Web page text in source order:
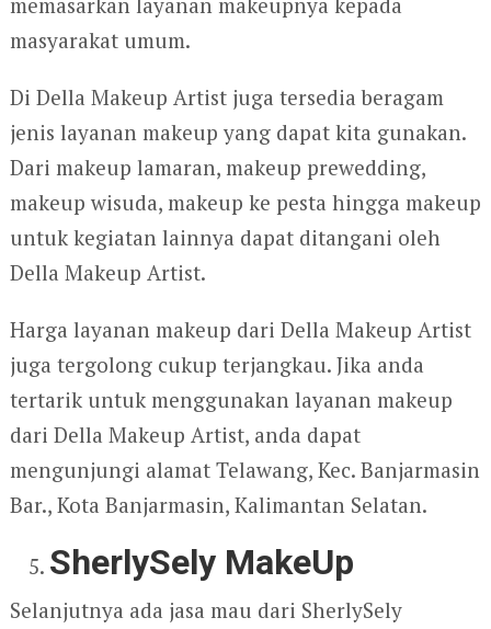
masyarakat umum.
Di Della Makeup Artist juga tersedia beragam
jenis layanan makeup yang dapat kita gunakan.
Dari makeup lamaran, makeup prewedding,
makeup wisuda, makeup ke pesta hingga makeup
untuk kegiatan lainnya dapat ditangani oleh
Della Makeup Artist.
Harga layanan makeup dari Della Makeup Artist
juga tergolong cukup terjangkau. Jika anda
tertarik untuk menggunakan layanan makeup
dari Della Makeup Artist, anda dapat
mengunjungi alamat Telawang, Kec. Banjarmasin
Bar., Kota Banjarmasin, Kalimantan Selatan.
SherlySely MakeUp
Selanjutnya ada jasa mau dari SherlySely